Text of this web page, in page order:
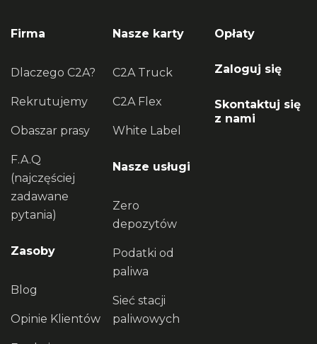
Firma
Dlaczego C2A?
Rekrutujemy
Obaszar prasy
F.A.Q
(najczęściej
zadawane
pytania)
Zasoby
Blog
Opinie Klientów
Nasze karty
C2A Truck
C2A Flex
White Label
Nasze usługi
Zero
depozytów
Podatki od
paliwa
Sieć stacji
paliwowych
Opłaty
Zaloguj się
Skontaktuj się
z nami